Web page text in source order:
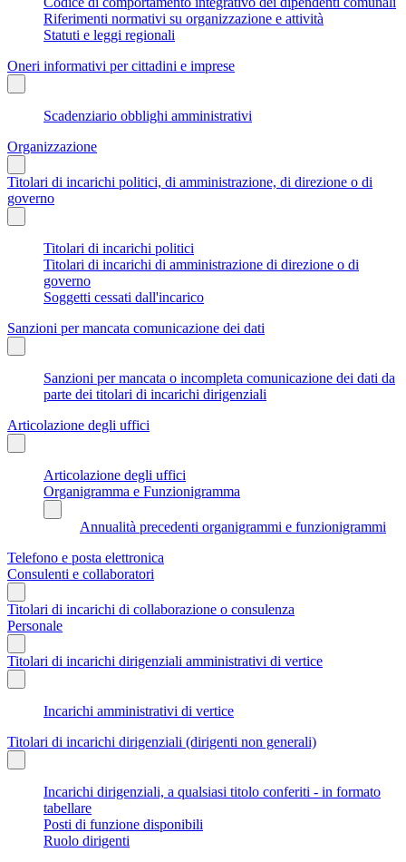
Riferimenti normativi su organizzazione e attività
Statuti e leggi regionali
Oneri informativi per cittadini e imprese
Scadenziario obblighi amministrativi
Organizzazione
Titolari di incarichi politici, di amministrazione, di direzione o di
governo
Titolari di incarichi politici
Titolari di incarichi di amministrazione di direzione o di
governo
Soggetti cessati dall'incarico
Sanzioni per mancata comunicazione dei dati
Sanzioni per mancata o incompleta comunicazione dei dati da
parte dei titolari di incarichi dirigenziali
Articolazione degli uffici
Articolazione degli uffici
Organigramma e Funzionigramma
Annualità precedenti organigrammi e funzionigrammi
Telefono e posta elettronica
Consulenti e collaboratori
Titolari di incarichi di collaborazione o consulenza
Personale
Titolari di incarichi dirigenziali amministrativi di vertice
Incarichi amministrativi di vertice
Titolari di incarichi dirigenziali (dirigenti non generali)
Incarichi dirigenziali, a qualsiasi titolo conferiti - in formato
tabellare
Posti di funzione disponibili
Ruolo dirigenti